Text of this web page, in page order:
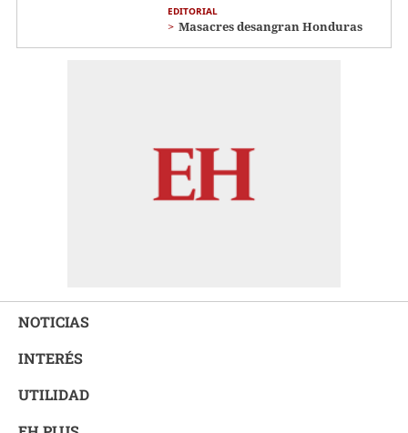
EDITORIAL
Masacres desangran Honduras
NOTICIAS
INTERÉS
UTILIDAD